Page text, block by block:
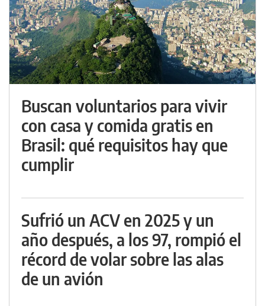
Buscan voluntarios para vivir
con casa y comida gratis en
Brasil: qué requisitos hay que
cumplir
Sufrió un ACV en 2025 y un
año después, a los 97, rompió el
récord de volar sobre las alas
de un avión